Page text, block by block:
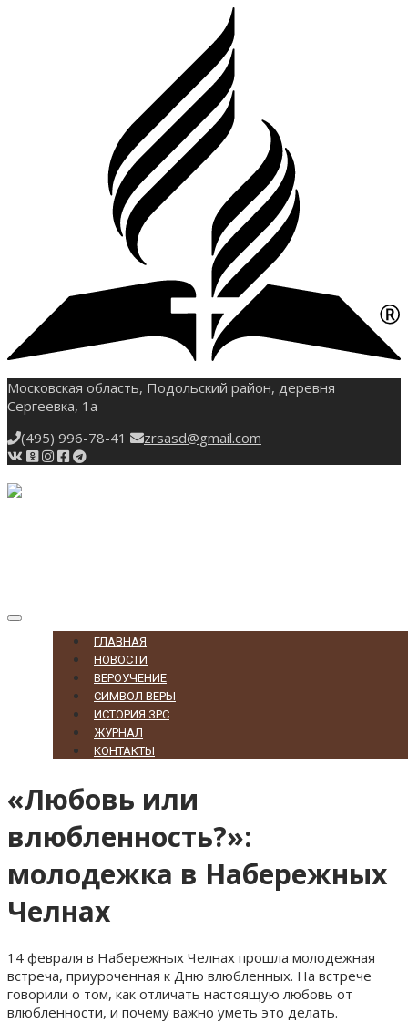
Московская область, Подольский район, деревня
Сергеевка, 1а
(495) 996-78-41
zrsasd@gmail.com
Toggle
ГЛАВНАЯ
НОВОСТИ
ВЕРОУЧЕНИЕ
СИМВОЛ ВЕРЫ
ИСТОРИЯ ЗРС
ЖУРНАЛ
КОНТАКТЫ
«Любовь или
влюбленность?»:
молодежка в Набережных
Челнах
14 февраля в Набережных Челнах прошла молодежная
встреча, приуроченная к Дню влюбленных. На встрече
говорили о том, как отличать настоящую любовь от
влюбленности, и почему важно уметь это делать.